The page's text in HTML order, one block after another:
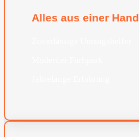
Alles aus einer Hand